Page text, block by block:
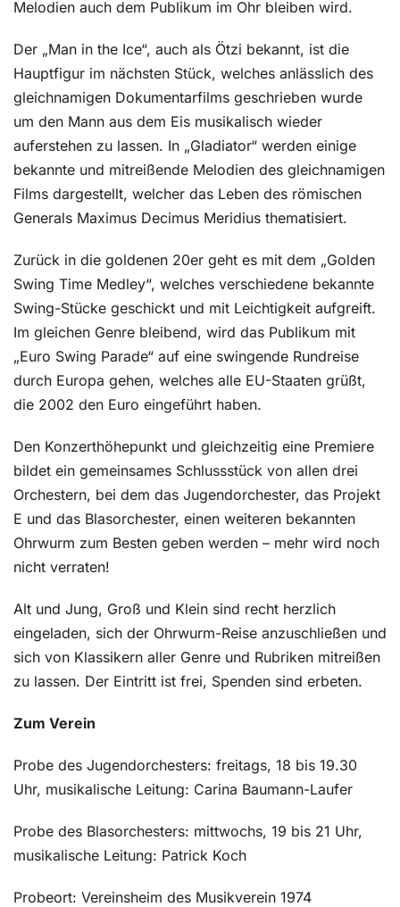
Melodien auch dem Publikum im Ohr bleiben wird.
Der „Man in the Ice“, auch als Ötzi bekannt, ist die
Hauptfigur im nächsten Stück, welches anlässlich des
gleichnamigen Dokumentarfilms geschrieben wurde
um den Mann aus dem Eis musikalisch wieder
auferstehen zu lassen. In „Gladiator“ werden einige
bekannte und mitreißende Melodien des gleichnamigen
Films dargestellt, welcher das Leben des römischen
Generals Maximus Decimus Meridius thematisiert.
Zurück in die goldenen 20er geht es mit dem „Golden
Swing Time Medley“, welches verschiedene bekannte
Swing-Stücke geschickt und mit Leichtigkeit aufgreift.
Im gleichen Genre bleibend, wird das Publikum mit
„Euro Swing Parade“ auf eine swingende Rundreise
durch Europa gehen, welches alle EU-Staaten grüßt,
die 2002 den Euro eingeführt haben.
Den Konzerthöhepunkt und gleichzeitig eine Premiere
bildet ein gemeinsames Schlussstück von allen drei
Orchestern, bei dem das Jugendorchester, das Projekt
E und das Blasorchester, einen weiteren bekannten
Ohrwurm zum Besten geben werden – mehr wird noch
nicht verraten!
Alt und Jung, Groß und Klein sind recht herzlich
eingeladen, sich der Ohrwurm-Reise anzuschließen und
sich von Klassikern aller Genre und Rubriken mitreißen
zu lassen. Der Eintritt ist frei, Spenden sind erbeten.
Zum Verein
Probe des Jugendorchesters: freitags, 18 bis 19.30
Uhr, musikalische Leitung: Carina Baumann-Laufer
Probe des Blasorchesters: mittwochs, 19 bis 21 Uhr,
musikalische Leitung: Patrick Koch
Probeort: Vereinsheim des Musikverein 1974